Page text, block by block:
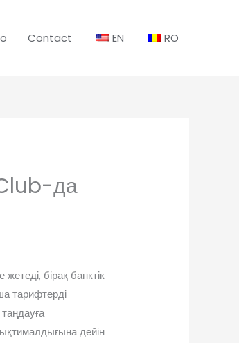
Contact EN RO
да
бірақ банктік
тарифтерді
дейін